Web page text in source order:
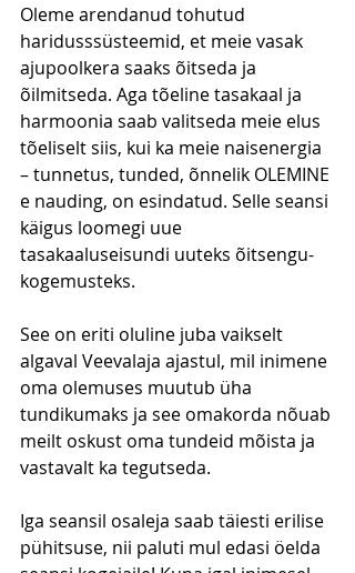
Oleme arendanud tohutud
haridusssüsteemid, et meie vasak
ajupoolkera saaks õitseda ja
õilmitseda. Aga tõeline tasakaal ja
harmoonia saab valitseda meie elus
tõeliselt siis, kui ka meie naisenergia
– tunnetus, tunded, õnnelik OLEMINE
e nauding, on esindatud. Selle seansi
käigus loomegi uue
tasakaaluseisundi uuteks õitsengu-
kogemusteks.
See on eriti oluline juba vaikselt
algaval Veevalaja ajastul, mil inimene
oma olemuses muutub üha
tundikumaks ja see omakorda nõuab
meilt oskust oma tundeid mõista ja
vastavalt ka tegutseda.
Iga seansil osaleja saab täiesti erilise
pühitsuse, nii paluti mul edasi öelda